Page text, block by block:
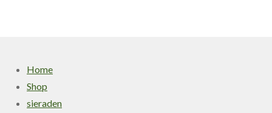
Home
Shop
sieraden